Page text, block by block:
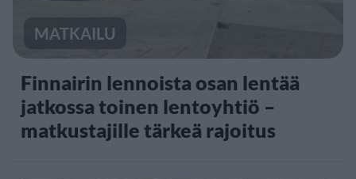
MATKAILU
Finnairin lennoista osan lentää
jatkossa toinen lentoyhtiö –
matkustajille tärkeä rajoitus